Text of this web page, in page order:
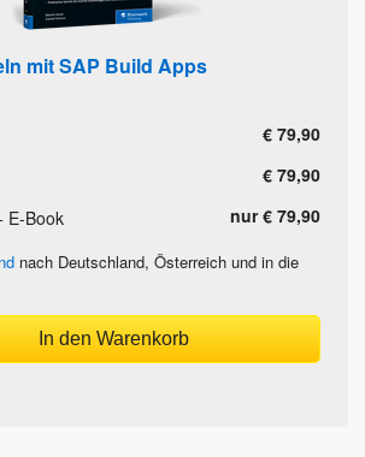
mit SAP Build Apps
€ 79,90
€ 79,90
E-Book
nur € 79,90
nach Deutschland, Österreich und in die
In den Warenkorb